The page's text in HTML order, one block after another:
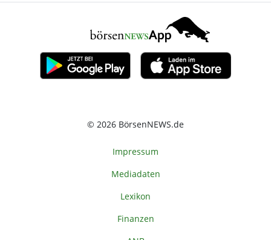
© 2026 BörsenNEWS.de
Impressum
Mediadaten
Lexikon
Finanzen